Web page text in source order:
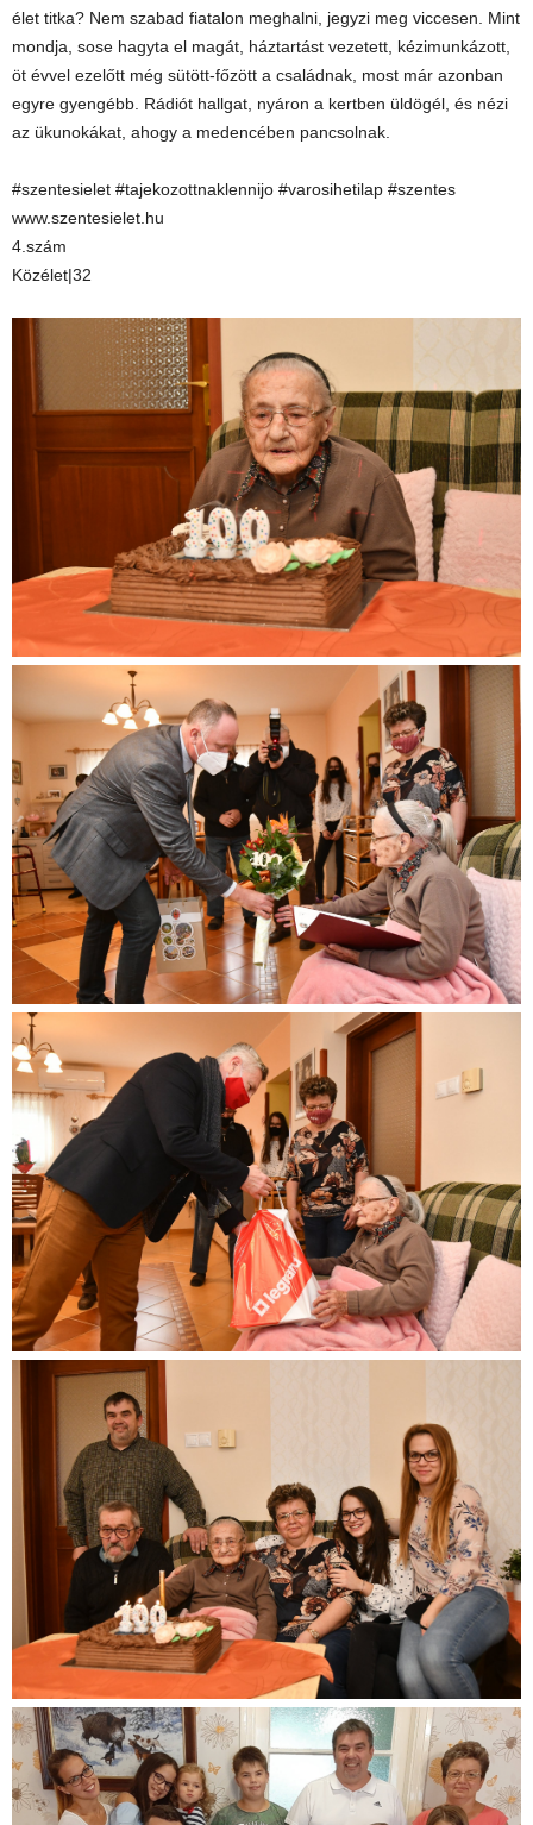
élet titka? Nem szabad fiatalon meghalni, jegyzi meg viccesen. Mint
mondja, sose hagyta el magát, háztartást vezetett, kézimunkázott,
öt évvel ezelőtt még sütött-főzött a családnak, most már azonban
egyre gyengébb. Rádiót hallgat, nyáron a kertben üldögél, és nézi
az ükunokákat, ahogy a medencében pancsolnak.
#szentesielet #tajekozottnaklennijo #varosihetilap #szentes
www.szentesielet.hu
4.szám
Közélet|32